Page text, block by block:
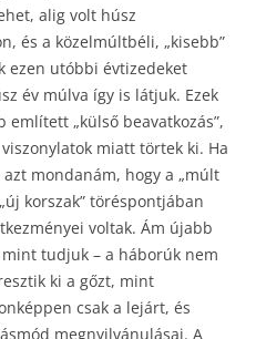
alig volt húsz
és a közelmúltbéli, „kisebb”
ezen utóbbi évtizedeket
év múlva így is látjuk. Ezek
említett „külső beavatkozás”,
miatt törtek ki. Ha
mondanám, hogy a „múlt
korszak” töréspontjában
voltak. Ám újabb
tudjuk – a háborúk nem
ki a gőzt, mint
csak a lejárt, és
megnyilvánulásai. A